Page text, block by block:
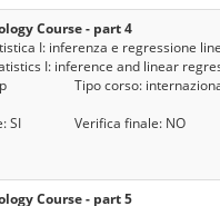
Course - part 4
Statistica I: inferenza e
Statistics I: inference and linear
Tipo corso:
SI Verifica finale: NO
Course - part 5